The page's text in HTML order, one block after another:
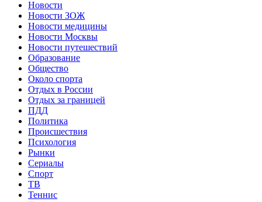
Новости
Новости ЗОЖ
Новости медицины
Новости Москвы
Новости путешествий
Образование
Общество
Около спорта
Отдых в России
Отдых за границей
ПДД
Политика
Происшествия
Психология
Рынки
Сериалы
Спорт
ТВ
Теннис